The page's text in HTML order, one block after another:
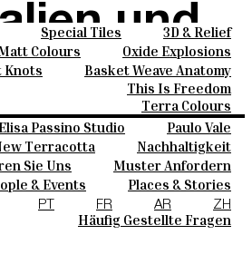
Special Tiles
3D & Relief
Bold Pattern
Parquet Bisque
Smink Studio
Elisa Passino
Paulo Vale
Colours
Oxide Explosions
Firing
Vintage Metallics
Dry Colours
Terra Colours
Knots
Basket Weave Anatomy
This Is Freedom
Elisa Passino Studio Paulo Vale
Terracotta
Nachhaltigkeit
Portugiesisches Vermächtnis
Sie Uns
Muster Anfordern
Kaufmöglichkeiten
U Technische Spezifikationen
Häufig Gestellte Fragen
& Events
Places & Stories
Inspiration & Culture
PT FR AR ZH
und